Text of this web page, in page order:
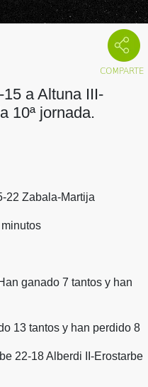
a Altuna III-
10ª jornada.
22 Zabala-Martija
ganado 7 tantos y han
13 tantos y han perdido 8
22-18 Alberdi II-Erostarbe